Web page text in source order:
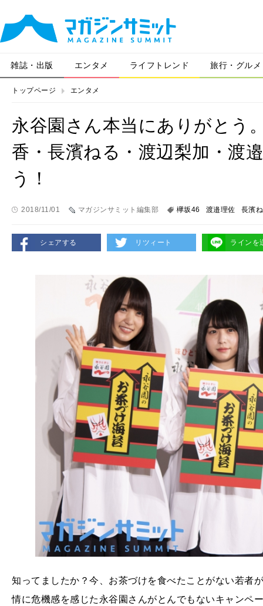
雑誌・出版 エンタメ ライフトレンド 旅行・グルメ
トップページ エンタメ
永谷園さん本当にありがとう
香・長濱ねる・渡辺梨加・渡
う！
2018/11/01 マガジンサミット編集部 欅坂46 渡邉理佐 長濱
シェアする リツィート ラインを
知ってましたか？今、お茶づけを食べたことがない若
情に危機感を感じた永谷園さんがとんでもないキャンペ